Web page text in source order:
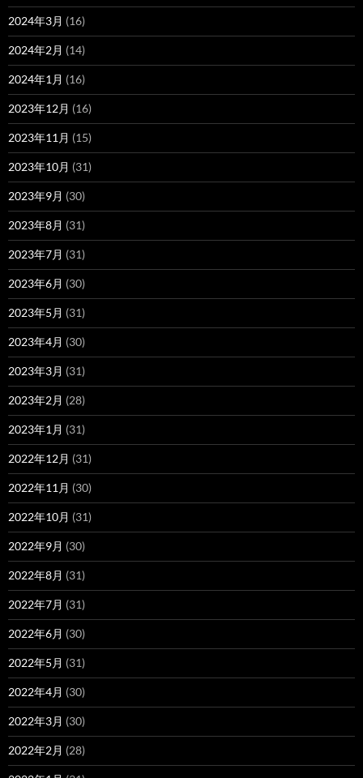
2024年3月 (16)
2024年2月 (14)
2024年1月 (16)
2023年12月 (16)
2023年11月 (15)
2023年10月 (31)
2023年9月 (30)
2023年8月 (31)
2023年7月 (31)
2023年6月 (30)
2023年5月 (31)
2023年4月 (30)
2023年3月 (31)
2023年2月 (28)
2023年1月 (31)
2022年12月 (31)
2022年11月 (30)
2022年10月 (31)
2022年9月 (30)
2022年8月 (31)
2022年7月 (31)
2022年6月 (30)
2022年5月 (31)
2022年4月 (30)
2022年3月 (30)
2022年2月 (28)